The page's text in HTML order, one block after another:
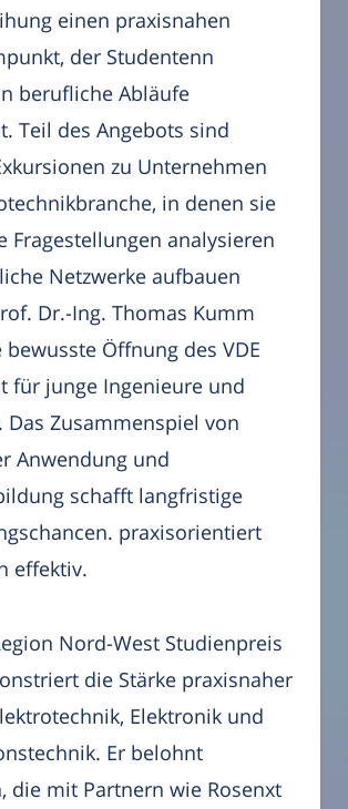
einen praxisnahen
der Studentenn
berufliche Abläufe
Teil des Angebots sind
zu Unternehmen
in denen sie
Fragestellungen analysieren
Netzwerke aufbauen
Dr.-Ing. Thomas Kumm
Öffnung des VDE
für junge Ingenieure und
Das Zusammenspiel von
Anwendung und
schafft langfristige
praxisorientiert
effektiv.
Nord-West Studienpreis
die Stärke praxisnaher
Elektronik und
Er belohnt
die mit Partnern wie Rosenxt